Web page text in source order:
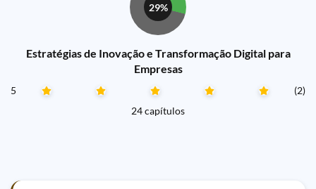
29%
Estratégias de Inovação e Transformação Digital para
Empresas
5
(2)
24 capítulos